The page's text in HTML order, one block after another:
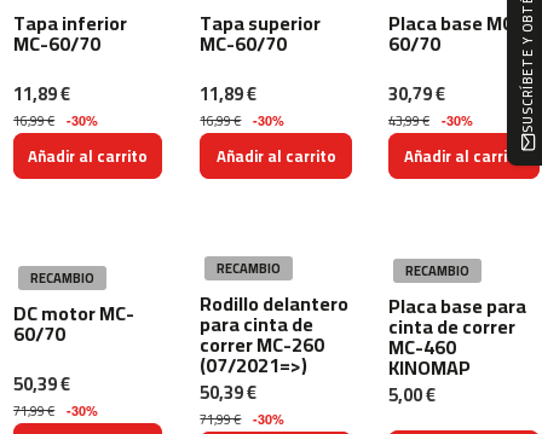
0
0
b
e
s
p
0
b
e
s
p
-
Tapa inferior
MC-60/70
11,89 €
16,99 € -30%
Añadir al carrito
Tapa superior
MC-60/70
11,89 €
16,99 € -30%
Añadir al carrito
Placa base MC-
60/70
30,79 €
43,99 € -30%
Añadir al carrito
RECAMBIO
DC motor MC-
60/70
50,39 €
71,99 € -30%
RECAMBIO
Rodillo delantero
para cinta de
correr MC-260
(07/2021=>)
50,39 €
71,99 € -30%
RECAMBIO
Placa base para
cinta de correr
MC-460
KINOMAP
5,00 €
SUSCRÍBETE Y OBTÉN -10%